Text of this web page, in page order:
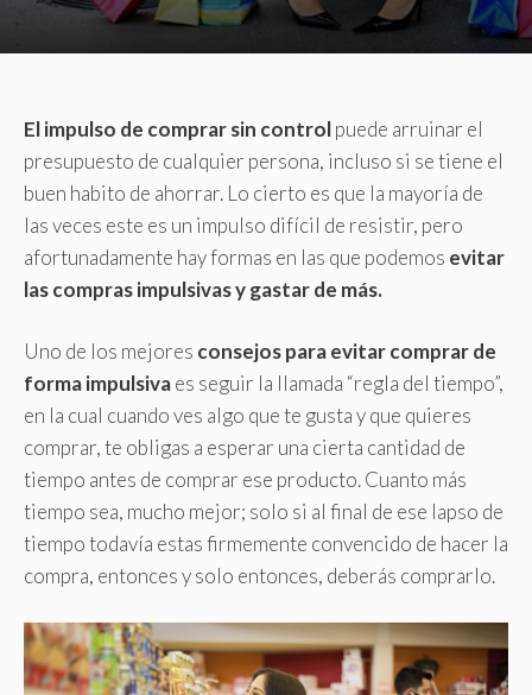
El impulso de comprar sin controlpuede arruinar el
presupuesto de cualquier persona, incluso si se tiene el
buen habito de ahorrar. Lo cierto es que la mayoría de
las veces este es un impulso difícil de resistir, pero
afortunadamente hay formas en las que podemos evitar
las compras impulsivas y gastar de más.
Uno de los mejores consejos para evitar comprar de
forma impulsivaes seguir la llamada “regla del tiempo”,
en la cual cuando ves algo que te gusta y que quieres
comprar, te obligas a esperar una cierta cantidad de
tiempo antes de comprar ese producto. Cuanto más
tiempo sea, mucho mejor; solo si al final de ese lapso de
tiempo todavía estas firmemente convencido de hacer la
compra, entonces y solo entonces, deberás comprarlo.